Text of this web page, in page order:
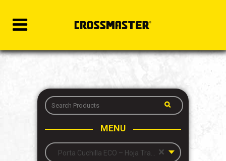
MENU
×
Porta Cuchilla ECO – Hoja Trapezoidal